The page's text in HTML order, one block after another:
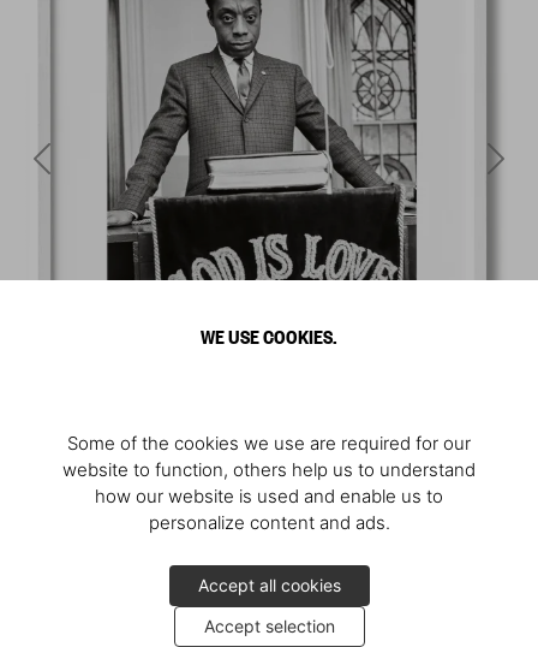
WE USE COOKIES.
Some of the cookies we use are required for our
website to function, others help us to understand
how our website is used and enable us to
personalize content and ads.
Accept all cookies
Accept selection